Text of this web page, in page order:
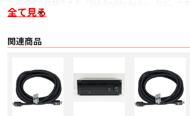
ンテンツに対応
4. 臨場感ある視聴体験を提供する「アコースティックセ
5. ソニーのワイヤレスリアスピーカー、ワイヤレスサブ
・ HDMI入力 6系統（背面6系統）
・ （HDMI for Audio入力） 2系統
〇 HDMI出力 2系統（A 、B/HDMI zone2、A+B）
〇 映像出力
・ 映像モニター（コンポジット端子） 1系統
全て見る
関連商品